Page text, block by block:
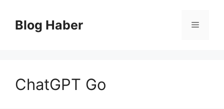
Blog Haber Menü
ChatGPT Go